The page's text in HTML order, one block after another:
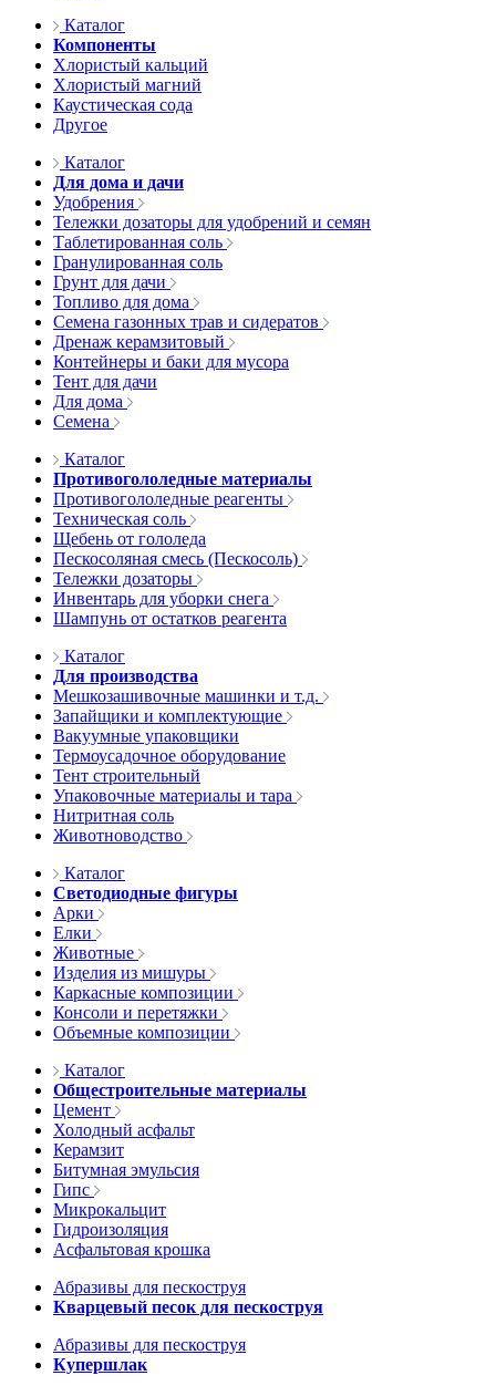
Каталог
Компоненты
Хлористый кальций
Хлористый магний
Каустическая сода
Другое
Каталог
Для дома и дачи
Удобрения
Тележки дозаторы для удобрений и семян
Таблетированная соль
Гранулированная соль
Грунт для дачи
Топливо для дома
Семена газонных трав и сидератов
Дренаж керамзитовый
Контейнеры и баки для мусора
Тент для дачи
Для дома
Семена
Каталог
Противогололедные материалы
Противогололедные реагенты
Техническая соль
Щебень от гололеда
Пескосоляная смесь (Пескосоль)
Тележки дозаторы
Инвентарь для уборки снега
Шампунь от остатков реагента
Каталог
Для производства
Мешкозашивочные машинки и т.д.
Запайщики и комплектующие
Вакуумные упаковщики
Термоусадочное оборудование
Тент строительный
Упаковочные материалы и тара
Нитритная соль
Животноводство
Каталог
Светодиодные фигуры
Арки
Елки
Животные
Изделия из мишуры
Каркасные композиции
Консоли и перетяжки
Объемные композиции
Каталог
Общестроительные материалы
Цемент
Холодный асфальт
Керамзит
Битумная эмульсия
Гипс
Микрокальцит
Гидроизоляция
Асфальтовая крошка
Абразивы для пескоструя
Кварцевый песок для пескоструя
Абразивы для пескоструя
Купершлак